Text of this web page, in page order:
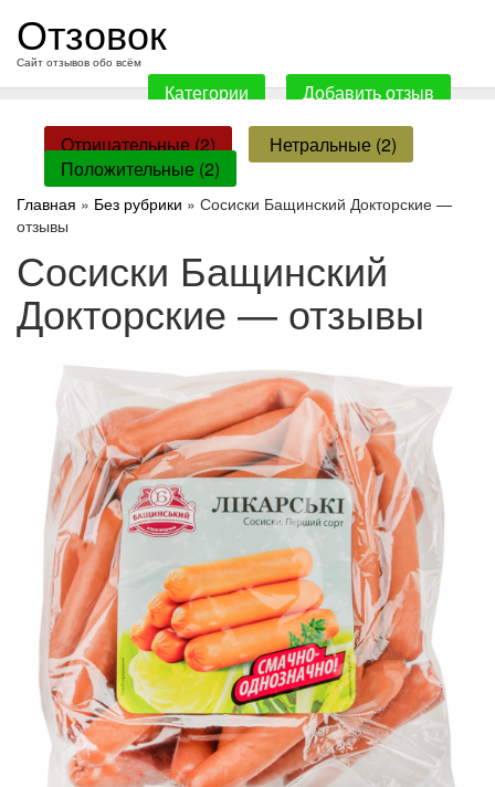
содержанию
Отзовок
Сайт отзывов обо всём
Категории Добавить отзыв
Отрицательные (2)
Нетральные (2)
Положительные (2)
Главная » Без рубрики » Сосиски Бащинский Докторские —
отзывы
Сосиски Бащинский
Докторские — отзывы